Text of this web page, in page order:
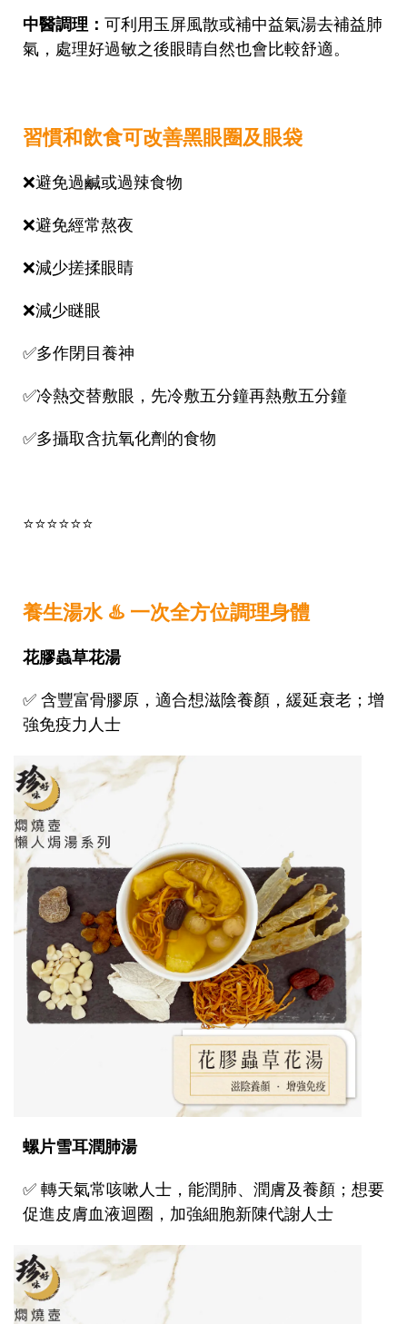
中醫調理： 可利用玉屏風散或補中益氣湯去補益肺
氣，處理好過敏之後眼睛自然也會比較舒適。
習慣和飲食可改善黑眼圈及眼袋
❌避免過鹹或過辣食物
❌避免經常熬夜
❌減少搓揉眼睛
❌減少瞇眼
✅多作閉目養神
✅冷熱交替敷眼，先冷敷五分鐘再熱敷五分鐘
✅多攝取含抗氧化劑的食物
⭐⭐⭐⭐⭐⭐
養生湯水 ♨️ 一次全方位調理身體
花膠蟲草花湯
✅ 含豐富骨膠原，適合想滋陰養顏，緩延衰老；增
強免疫力人士
螺片雪耳潤肺湯
✅ 轉天氣常咳嗽人士，能潤肺、潤膚及養顏；想要
促進皮膚血液迴圈，加強細胞新陳代謝人士